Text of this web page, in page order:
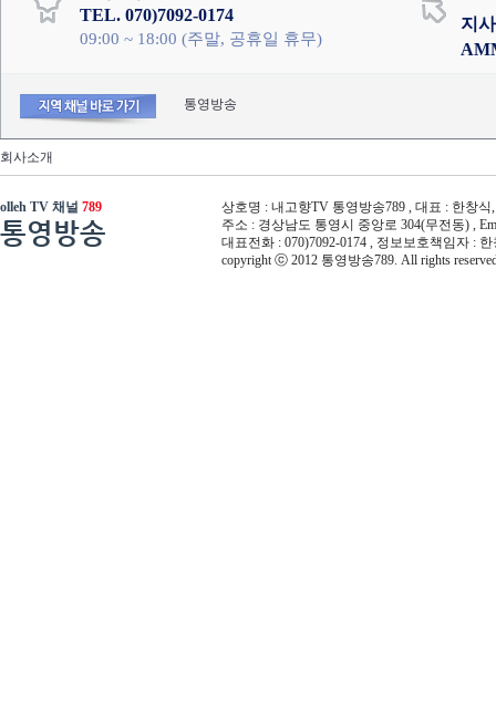
TEL. 070)7092-0174
09:00 ~ 18:00 (주말, 공휴일 휴무)
지
통영방송
회사소개
olleh TV 채널 789
통영방송
상호명 : 내고향TV 통영방송789 , 대표 : 한창식
주소 : 경상남도 통영시 중앙로 304(무전동) ,
대표전화 : 070)7092-0174 , 정보보호책임자 :
copyright ⓒ 2012 통영방송789. All rights